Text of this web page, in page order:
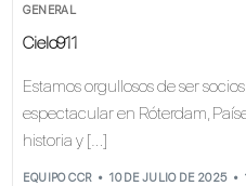
GENERAL
Cielo911
Estamos orgullosos de ser
espectacular en Róterdam,
historia y […]
EQUIPO CCR 10 DE JULIO DE 2025